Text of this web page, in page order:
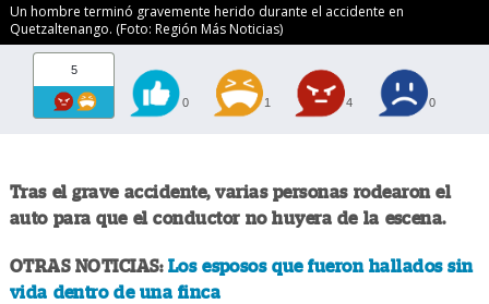
Un hombre terminó gravemente herido durante el accidente en
Quetzaltenango. (Foto: Región Más Noticias)
5
0 1 4 0
Tras el grave accidente, varias personas rodearon el
auto para que el conductor no huyera de la escena.
OTRAS NOTICIAS: Los esposos que fueron hallados sin
vida dentro de una finca